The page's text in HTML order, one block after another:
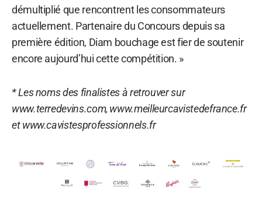
démultiplié que rencontrent les consommateurs
actuellement. Partenaire du Concours depuis sa
première édition, Diam bouchage est fier de soutenir
encore aujourd’hui cette compétition. »
* Les noms des finalistes à retrouver sur
www.terredevins.com, www.meilleurcavistedefrance.fr
et www.cavistesprofessionnels.fr